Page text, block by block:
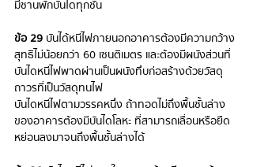
มีชานพักบันไดทุกชั้น
ข้อ 29 บันได้หนีไฟภายนอกอาคารต้องมีความกว้าง
สุทธิไม่น้อยกว่า 60 เซนติเมตร และต้องมีผนังส่วนที่
บันไดหนีไฟพาดผ่านเป็นผนังทึบก่อสร้างด้วยวัสดุ
ถาวรที่เป็นวัสดุทนไฟ
บันไดหนีไฟตามวรรคหนึ่ง ถ้าทอดไม่ถึงพื้นชั้นล่าง
ของอาคารต้องมีบันไดโลหะ ที่สามารถเลื่อนหรือยืด
หย่อนลงมาจนถึงพื้นชั้นล่างได้